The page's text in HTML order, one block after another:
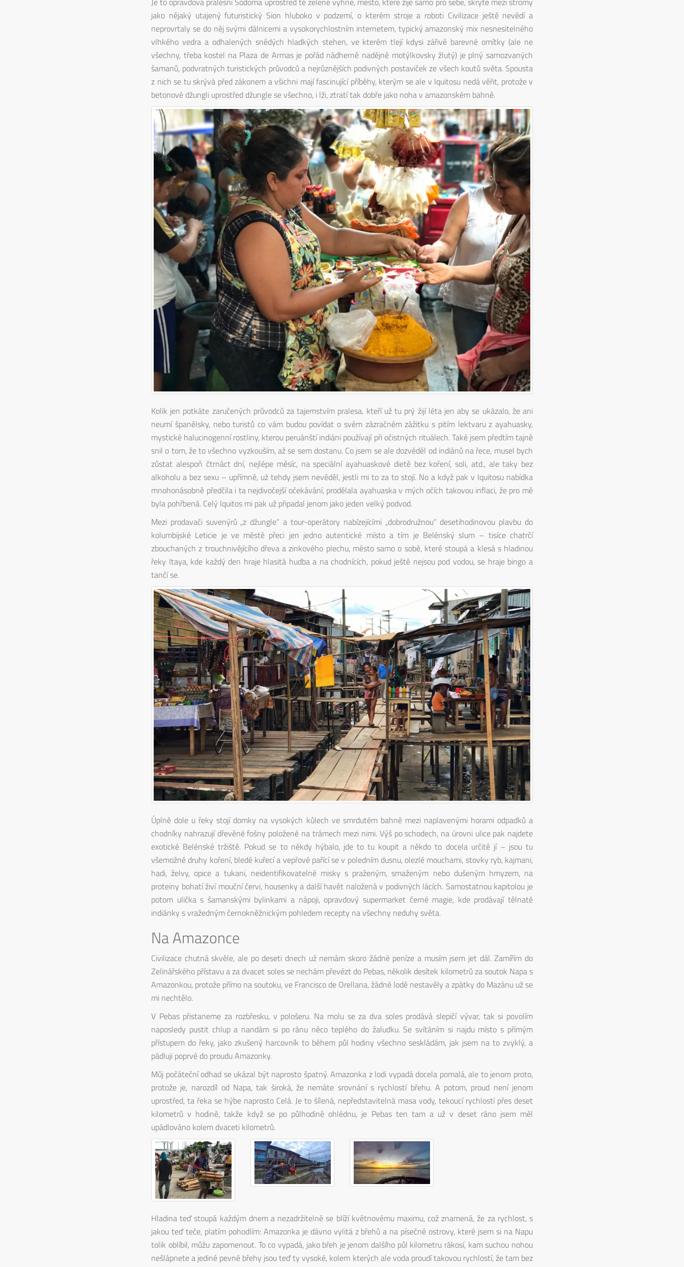
jako nějaký utajený futuristický Sion hluboko v podzemí, o kterém stroje a roboti Civilizace ještě nevědí a
neprovrtaly se do něj svými dálnicemi a vysokorychlostním internetem, typický amazonský mix nesnesitelného
vlhkého vedra a odhalených snědých hladkých stehen, ve kterém tlejí kdysi zářivě barevné omítky (ale ne
všechny, třeba kostel na Plaza de Armas je pořád nádherně nadějně motýlkovsky žlutý) je plný samozvaných
šamanů, podvratných turistických průvodců a nejrůznějších podivných postaviček ze všech koutů světa. Spousta
z nich se tu skrývá před zákonem a všichni mají fascinující příběhy, kterým se ale v Iquitosu nedá věřit, protože v
betonové džungli uprostřed džungle se všechno, i lži, ztratí tak dobře jako noha v amazonském bahně.
Kolik jen potkáte zaručených průvodců za tajemstvím pralesa, kteří už tu prý žijí léta jen aby se ukázalo, že ani
neumí španělsky, nebo turistů co vám budou povídat o svém zázračném zážitku s pitím lektvaru z ayahuasky,
mystické halucinogenní rostliny, kterou peruánští indiáni používají při očistných rituálech. Také jsem předtím tajně
snil o tom, že to všechno vyzkouším, až se sem dostanu. Co jsem se ale dozvěděl od indiánů na řece, musel bych
zůstat alespoň čtrnáct dní, nejlépe měsíc, na speciální ayahuaskové dietě bez koření, soli, atd., ale taky bez
alkoholu a bez sexu – upřímně, už tehdy jsem nevěděl, jestli mi to za to stojí. No a když pak v Iquitosu nabídka
mnohonásobně předčila i ta nejdivočejší očekávání, prodělala ayahuaska v mých očích takovou inflaci, že pro mě
byla pohřbená. Celý Iquitos mi pak už připadal jenom jako jeden velký podvod.
Mezi prodavači suvenýrů „z džungle“ a tour-operátory nabízejícími „dobrodružnou“ desetihodinovou plavbu do
kolumbijské Leticie je ve městě přeci jen jedno autentické místo a tím je Belénský slum – tisíce chatrčí
zbouchaných z trouchnivějícího dřeva a zinkového plechu, město samo o sobě, které stoupá a klesá s hladinou
řeky Itaya, kde každý den hraje hlasitá hudba a na chodnících, pokud ještě nejsou pod vodou, se hraje bingo a
tančí se.
Úplně dole u řeky stojí domky na vysokých kůlech ve smrdutém bahně mezi naplavenými horami odpadků a
chodníky nahrazují dřevěné fošny položené na trámech mezi nimi. Výš po schodech, na úrovni ulice pak najdete
exotické Belénské tržiště. Pokud se to někdy hýbalo, jde to tu koupit a někdo to docela určitě jí – jsou tu
všemožné druhy koření, bledé kuřecí a vepřové pařící se v poledním dusnu, olezlé mouchami, stovky ryb, kajmani,
hadi, želvy, opice a tukani, neidentifikovatelné misky s praženým, smaženým nebo dušeným hmyzem, na
proteiny bohatí živí mouční červi, housenky a další havět naložená v podivných lácích. Samostatnou kapitolou je
potom ulička s šamanskými bylinkami a nápoji, opravdový supermarket černé magie, kde prodávají tělnaté
indiánky s vražedným černokněžnickým pohledem recepty na všechny neduhy světa.
Na Amazonce
Civilizace chutná skvěle, ale po deseti dnech už nemám skoro žádné peníze a musím jsem jet dál. Zamířím do
Zelinářského přístavu a za dvacet soles se nechám převézt do Pebas, několik desítek kilometrů za soutok Napa s
Amazonkou, protože přímo na soutoku, ve Francisco de Orellana, žádné lodě nestavěly a zpátky do Mazánu už se
mi nechtělo.
V Pebas přistaneme za rozbřesku, v pološeru. Na molu se za dva soles prodává slepičí vývar, tak si povolím
naposledy pustit chlup a nandám si po ránu něco teplého do žaludku. Se svítáním si najdu místo s přímým
přístupem do řeky, jako zkušený harcovník to během půl hodiny všechno seskládám, jak jsem na to zvyklý, a
pádluji poprvé do proudu Amazonky.
Můj počáteční odhad se ukázal být naprosto špatný. Amazonka z lodi vypadá docela pomalá, ale to jenom proto,
protože je, narozdíl od Napa, tak široká, že nemáte srovnání s rychlostí břehu. A potom, proud není jenom
uprostřed, ta řeka se hýbe naprosto Celá. Je to šílená, nepředstavitelná masa vody, tekoucí rychlostí přes deset
kilometrů v hodině, takže když se po půlhodině ohlédnu, je Pebas ten tam a už v deset ráno jsem měl
upádlováno kolem dvaceti kilometrů.
Hladina teď stoupá každým dnem a nezadržitelně se blíží květnovému maximu, což znamená, že za rychlost, s
jakou teď teče, platím pohodlím: Amazonka je dávno vylitá z břehů a na písečné ostrovy, které jsem si na Napu
tolik oblíbil, můžu zapomenout. To co vypadá, jako břeh je jenom dalšího půl kilometru rákosí, kam suchou nohou
nešlápnete a jediné pevné břehy jsou teď ty vysoké, kolem kterých ale voda proudí takovou rychlostí, že tam bez